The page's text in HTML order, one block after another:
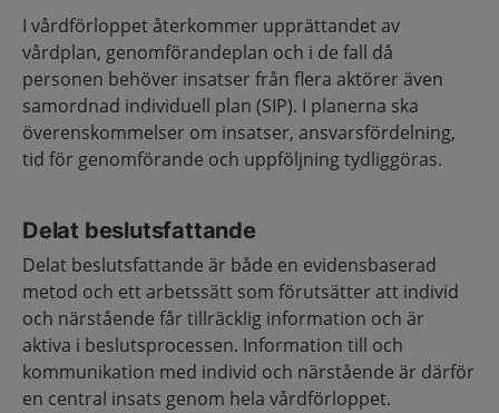
I vårdförloppet återkommer upprättandet av
vårdplan, genomförandeplan och i de fall då
personen behöver insatser från flera aktörer även
samordnad individuell plan (SIP). I planerna ska
överenskommelser om insatser, ansvarsfördelning,
tid för genomförande och uppföljning tydliggöras.
Delat beslutsfattande
Delat beslutsfattande är både en evidensbaserad
metod och ett arbetssätt som förutsätter att individ
och närstående får tillräcklig information och är
aktiva i beslutsprocessen. Information till och
kommunikation med individ och närstående är därför
en central insats genom hela vårdförloppet.